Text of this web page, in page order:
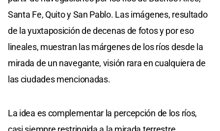
Santa Fe, Quito y San Pablo. Las imágenes, resultado
de la yuxtaposición de decenas de fotos y por eso
lineales, muestran las márgenes de los ríos desde la
mirada de un navegante, visión rara en cualquiera de
las ciudades mencionadas.
La idea es complementar la percepción de los ríos,